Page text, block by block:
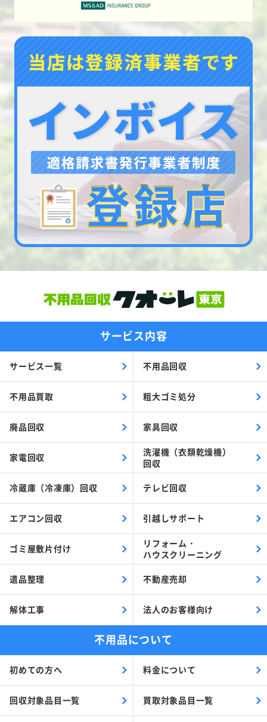
サービス内容
サービス一覧 不用品回収
不用品買取 粗大ゴミ処分
廃品回収 家具回収
家電回収
洗濯機（衣類乾燥機）
回収
冷蔵庫（冷凍庫）回収 テレビ回収
エアコン回収 引越しサポート
ゴミ屋敷片付け
リフォーム・
ハウスクリーニング
遺品整理 不動産売却
解体工事 法人のお客様向け
不用品について
初めての方へ 料金について
回収対象品目一覧 買取対象品目一覧